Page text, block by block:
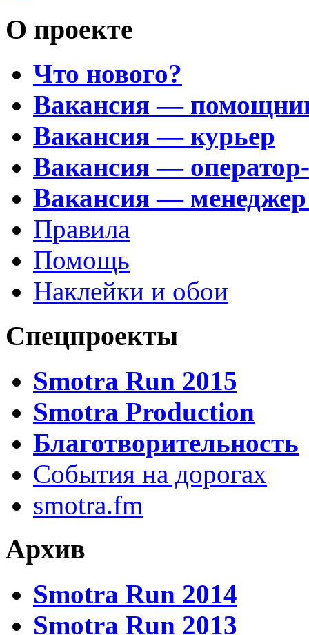
О проекте
Что нового?
Вакансия —
Вакансия — курьер
Вакансия —
Вакансия —
Правила
Помощь
Наклейки и обои
Спецпроекты
Smotra Run 2015
Smotra Production
Благотворительность
События на дорогах
smotra.fm
Архив
Smotra Run 2014
Smotra Run 2013